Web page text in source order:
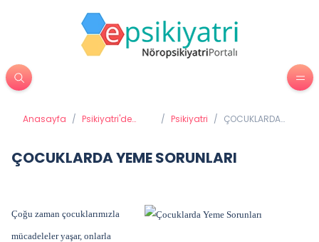
Anasayfa / Psikiyatri'de
/ Psikiyatri / ÇOCUKLARDA
ÇOCUKLARDA YEME SORUNLARI
Çoğu zaman çocuklarımızla
mücadeleler yaşar, onlarla